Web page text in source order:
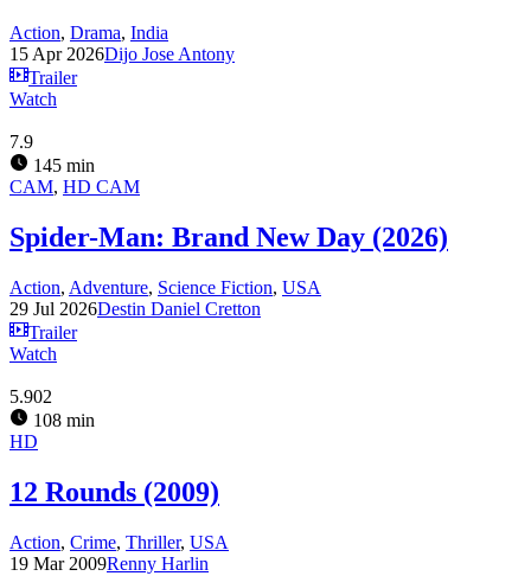
Action, Drama, India
15 Apr 2026Dijo Jose Antony
Trailer
Watch
7.9
145 min
CAM, HD CAM
Spider-Man: Brand New Day (2026)
Action, Adventure, Science Fiction, USA
29 Jul 2026Destin Daniel Cretton
Trailer
Watch
5.902
108 min
HD
12 Rounds (2009)
Action, Crime, Thriller, USA
19 Mar 2009Renny Harlin